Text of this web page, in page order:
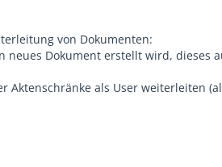
von Dokumenten:
neues Dokument erstellt wird, dieses
Aktenschränke als User weiterleiten